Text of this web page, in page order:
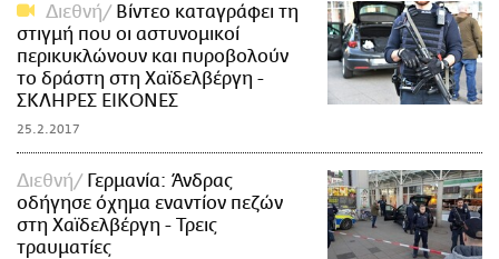
Διεθνή
Βίντεο καταγράφει τη
στιγμή που οι αστυνομικοί
περικυκλώνουν και πυροβολούν
το δράστη στη Χαϊδελβέργη -
ΣΚΛΗΡΕΣ ΕΙΚΟΝΕΣ
25.2.2017
Διεθνή
Γερμανία: Άνδρας
οδήγησε όχημα εναντίον πεζών
στη Χαϊδελβέργη - Τρεις
τραυματίες